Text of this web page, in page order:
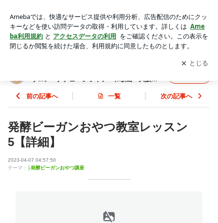
発酵ごはんの教室 キッチンサロン ナチュベジライフ 和歌
山・大阪・料理教室・発酵料理・対面・オンライン
アプリをダウンロードして ブログの更新通知
を受け取りまし
ょう。
開く
サロン ナチュベジライフ 和歌山・大阪・
前の記事へ 一覧 次の記事へ
発酵ビーガンおやつ教室レッスン
5【詳細】
2023-04-07 04:57:50
テーマ：
├発酵ビーガンおやつ講座